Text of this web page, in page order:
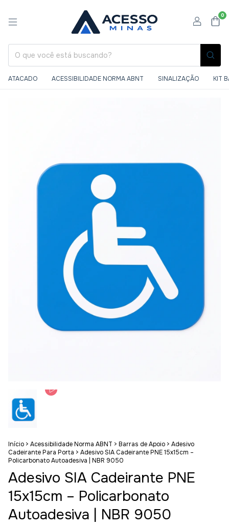
0
ATACADO ACESSIBILIDADE NORMA ABNT SINALIZAÇÃO KIT
Início > Acessibilidade Norma ABNT > Barras de Apoio > Adesivo
Cadeirante Para Porta > Adesivo SIA Cadeirante PNE 15x15cm –
Policarbonato Autoadesiva | NBR 9050
Adesivo SIA Cadeirante PNE
15x15cm – Policarbonato
Autoadesiva | NBR 9050